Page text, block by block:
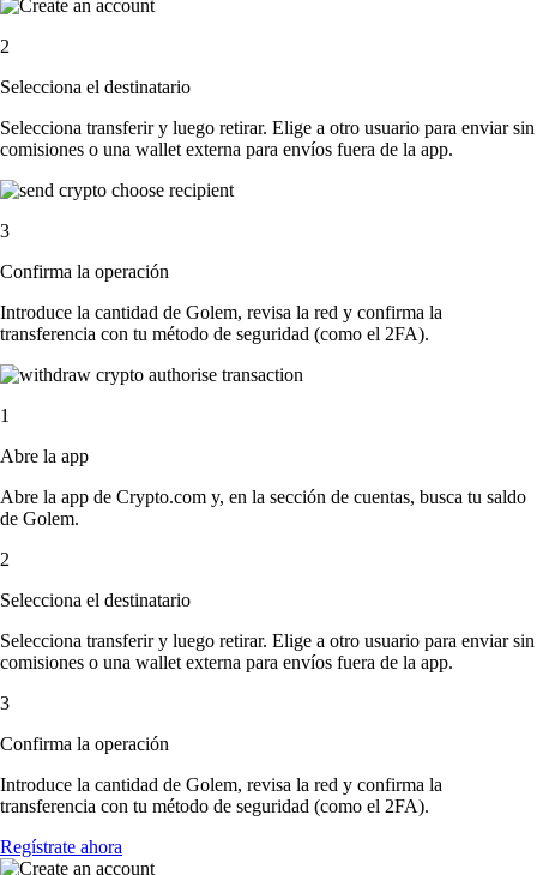
2
Selecciona el destinatario
Selecciona transferir y luego retirar. Elige a otro usuario para enviar sin
comisiones o una wallet externa para envíos fuera de la app.
3
Confirma la operación
Introduce la cantidad de Golem, revisa la red y confirma la
transferencia con tu método de seguridad (como el 2FA).
1
Abre la app
Abre la app de Crypto.com y, en la sección de cuentas, busca tu saldo
de Golem.
2
Selecciona el destinatario
Selecciona transferir y luego retirar. Elige a otro usuario para enviar sin
comisiones o una wallet externa para envíos fuera de la app.
3
Confirma la operación
Introduce la cantidad de Golem, revisa la red y confirma la
transferencia con tu método de seguridad (como el 2FA).
Regístrate ahora